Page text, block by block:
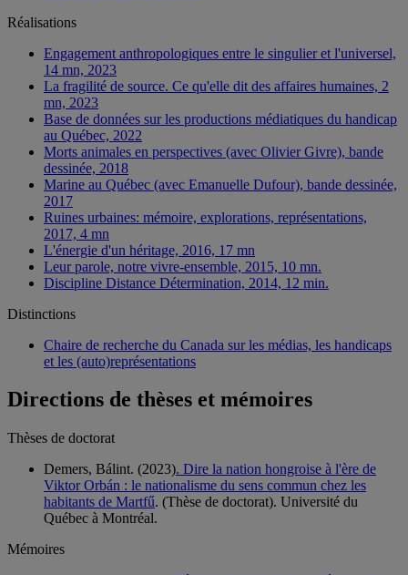
Réalisations
Engagement anthropologiques entre le singulier et l'universel,
14 mn, 2023
La fragilité de source. Ce qu'elle dit des affaires humaines, 2
mn, 2023
Base de données sur les productions médiatiques du handicap
au Québec, 2022
Morts animales en perspectives (avec Olivier Givre), bande
dessinée, 2018
Marine au Québec (avec Emanuelle Dufour), bande dessinée,
2017
Ruines urbaines: mémoire, explorations, représentations,
2017, 4 mn
L'énergie d'un héritage, 2016, 17 mn
Leur parole, notre vivre-ensemble, 2015, 10 mn.
Discipline Distance Détermination, 2014, 12 min.
Distinctions
Chaire de recherche du Canada sur les médias, les handicaps
et les (auto)représentations
Directions de thèses et mémoires
Thèses de doctorat
Demers, Bálint. (2023). Dire la nation hongroise à l'ère de
Viktor Orbán : le nationalisme du sens commun chez les
habitants de Martfű. (Thèse de doctorat). Université du
Québec à Montréal.
Mémoires